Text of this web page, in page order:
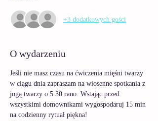
+3 dodatkowych gości
O wydarzeniu
Jeśli nie masz czasu na ćwiczenia mięśni twarzy
w ciągu dnia zapraszam na wiosenne spotkania z
jogą twarzy o 5.30 rano. Wstając przed
wszystkimi domownikami wygospodaruj 15 min
na codzienny rytuał piękna!